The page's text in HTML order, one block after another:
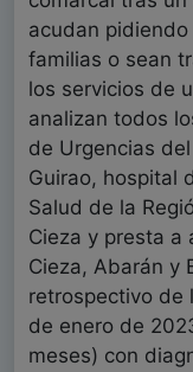
acudan
familias o sean
los servicios de
analizan todos
de Urgencias
Guirao, hospital
Salud de la
Cieza y presta a
Cieza, Abarán y
retrospectivo de
de enero de
meses) con